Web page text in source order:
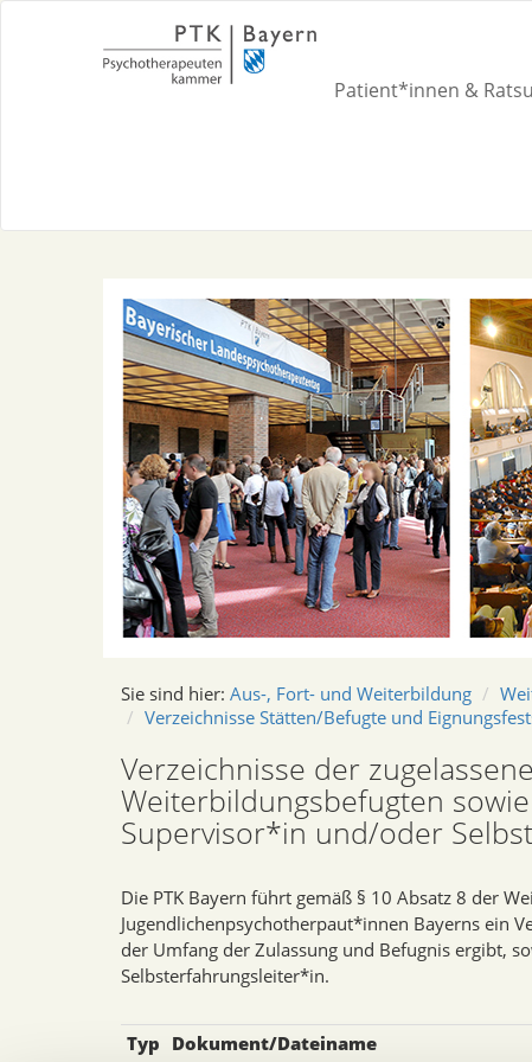
Patient*innen &
Sie sind hier: Aus-, Fort- und Weiterbildung
Verzeichnisse Stätten/Befugte und
Verzeichnisse der
Weiterbildungsbefugten
Supervisor*in und/oder
Die PTK Bayern führt gemäß § 10 Absatz 8 der
Jugendlichenpsychotherpaut*innen Bayerns ein
der Umfang der Zulassung und Befugnis ergibt,
Selbsterfahrungsleiter*in.
Typ Dokument/Dateiname